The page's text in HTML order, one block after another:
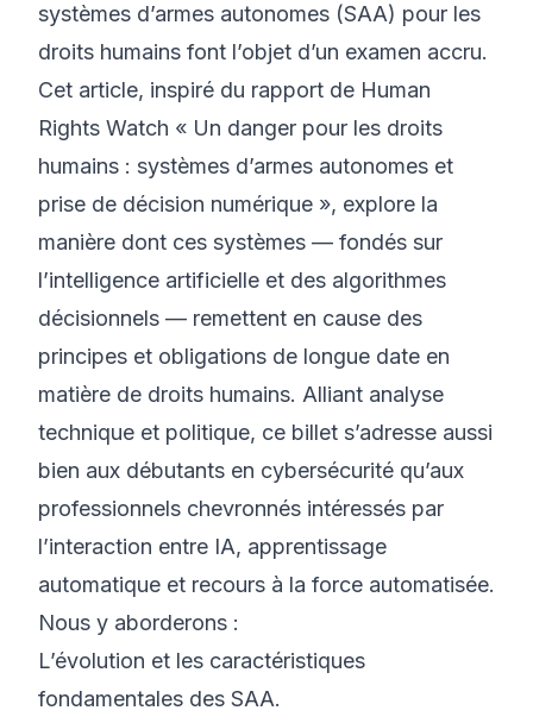
systèmes d’armes autonomes (SAA) pour les
droits humains font l’objet d’un examen accru.
Cet article, inspiré du rapport de Human
Rights Watch « Un danger pour les droits
humains : systèmes d’armes autonomes et
prise de décision numérique », explore la
manière dont ces systèmes — fondés sur
l’intelligence artificielle et des algorithmes
décisionnels — remettent en cause des
principes et obligations de longue date en
matière de droits humains. Alliant analyse
technique et politique, ce billet s’adresse aussi
bien aux débutants en cybersécurité qu’aux
professionnels chevronnés intéressés par
l’interaction entre IA, apprentissage
automatique et recours à la force automatisée.
Nous y aborderons :
L’évolution et les caractéristiques
fondamentales des SAA.